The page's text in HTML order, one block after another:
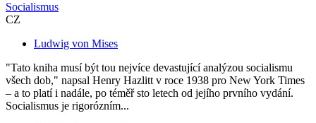
Socialismus
CZ
Ludwig von Mises
"Tato kniha musí být tou nejvíce devastující analýzou socialismu
všech dob," napsal Henry Hazlitt v roce 1938 pro New York Times
– a to platí i nadále, po téměř sto letech od jejího prvního vydání.
Socialismus je rigorózním...